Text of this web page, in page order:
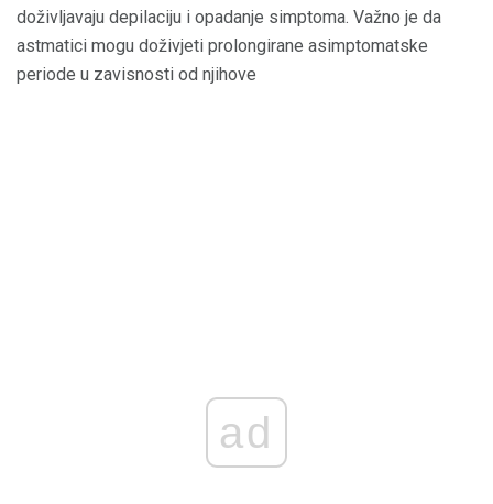
doživljavaju depilaciju i opadanje simptoma. Važno je da
astmatici mogu doživjeti prolongirane asimptomatske
periode u zavisnosti od njihove
ad